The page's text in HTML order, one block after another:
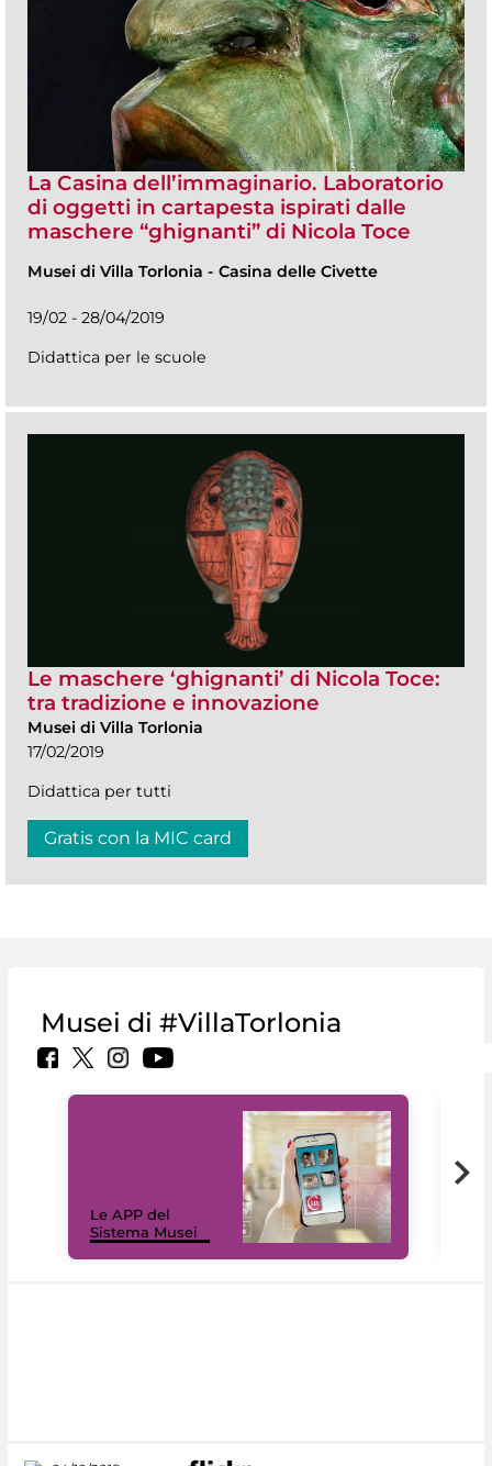
La Casina dell’immaginario. Laboratorio
di oggetti in cartapesta ispirati dalle
maschere “ghignanti” di Nicola Toce
Musei di Villa Torlonia - Casina delle Civette
19/02 - 28/04/2019
Didattica per le scuole
Le maschere ‘ghignanti’ di Nicola Toce:
tra tradizione e innovazione
Musei di Villa Torlonia
17/02/2019
Didattica per tutti
Gratis con la MIC card
Musei di #VillaTorlonia
Le APP del
Sistema Musei